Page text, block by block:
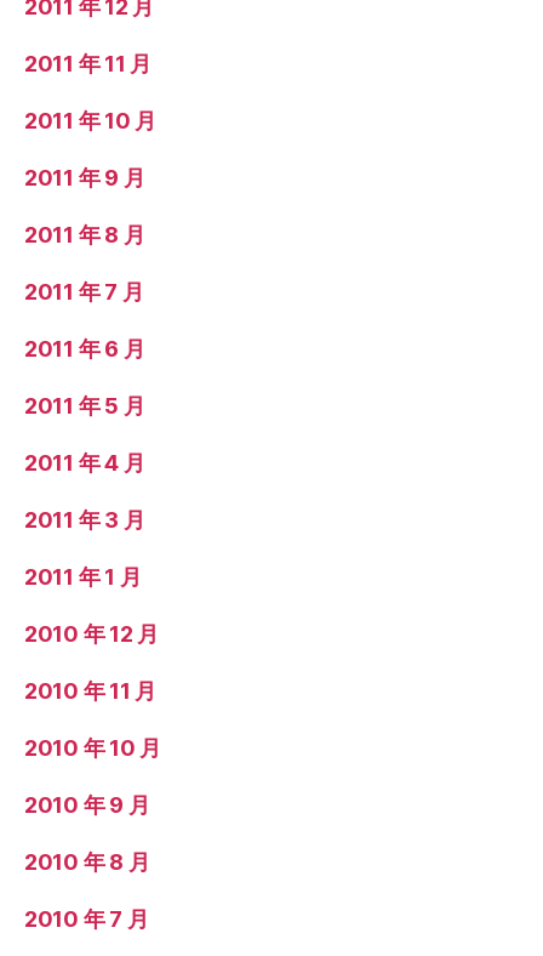
2011 年 12 月
2011 年 11 月
2011 年 10 月
2011 年 9 月
2011 年 8 月
2011 年 7 月
2011 年 6 月
2011 年 5 月
2011 年 4 月
2011 年 3 月
2011 年 1 月
2010 年 12 月
2010 年 11 月
2010 年 10 月
2010 年 9 月
2010 年 8 月
2010 年 7 月